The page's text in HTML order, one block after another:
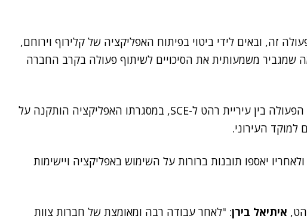
זה, ובאים לידי ביטוי בפיתוח האפליקציה של קלירוף וירוחם,
שמגביר משמעותית את הסיכויים לשיתוף פעולה בקרב החברה
בימים אלה החל שלב הפיילוט בשיתוף הפעולה בין עיריית רהט ל-SCE, במסגרתו האפליקציה הותקנה על
העירוני.
יאספו תובנות ברורות על השימוש באפליקציה ויישימות
איתיאל בירן: "לאחר עבודה רבה ומאומצת של חברות צוות